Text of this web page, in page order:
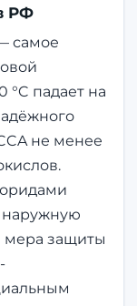
РФ
самое
°C падает на
не менее
наружную
мера защиты